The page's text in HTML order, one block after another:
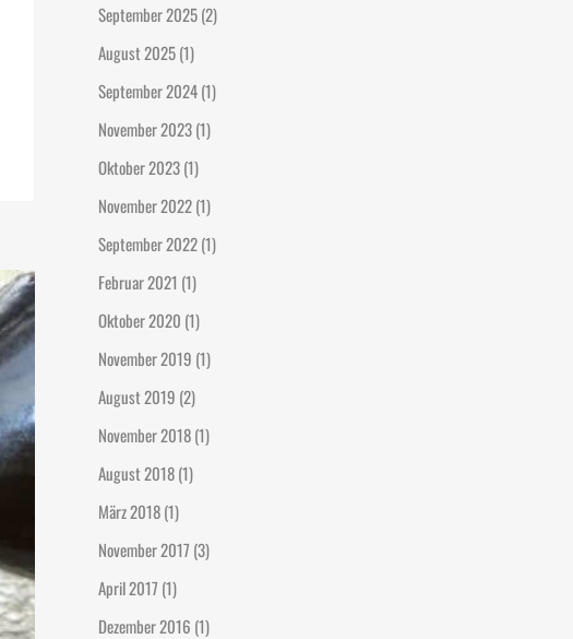
September 2025(2)
August 2025(1)
September 2024(1)
November 2023(1)
Oktober 2023(1)
November 2022(1)
September 2022(1)
Februar 2021 (1)
Oktober 2020 (1)
November 2019 (1)
August 2019 (2)
November 2018(1)
August 2018(1)
März 2018(1)
November 2017 (3)
April 2017 (1)
Dezember 2016 (1)